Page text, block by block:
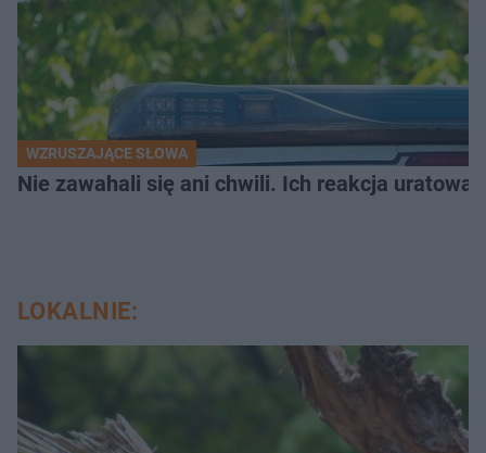
WZRUSZAJĄCE SŁOWA
Nie zawahali się ani chwili. Ich reakcja
LOKALNIE: